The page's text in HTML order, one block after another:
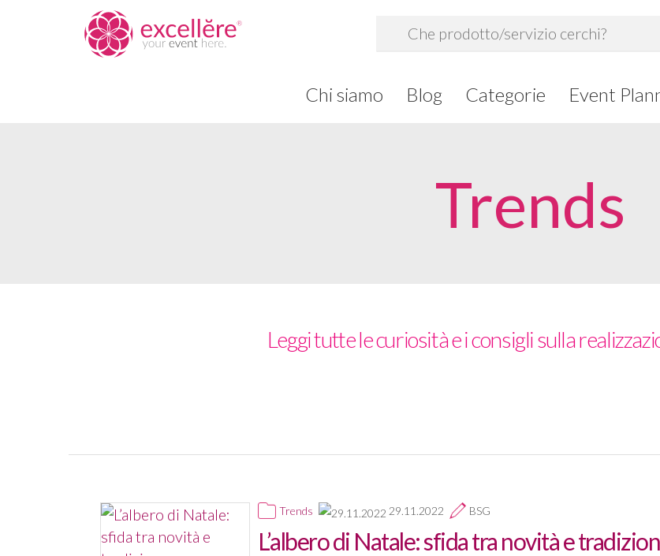
Chi siamo Blog Categorie Event
Trends
Leggi tutte le curiosità e i consigli sulla
Trends 29.11.2022 BSG
L’albero di Natale: sfida tra novità e